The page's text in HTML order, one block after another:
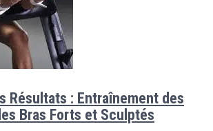
Résultats : Entraînement des
Bras Forts et Sculptés